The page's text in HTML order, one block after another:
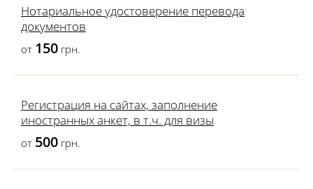
Нотариальное удостоверение перевода
документов
от 150 грн.
Регистрация на сайтах, заполнение
иностранных анкет, в т.ч. для визы
от 500 грн.